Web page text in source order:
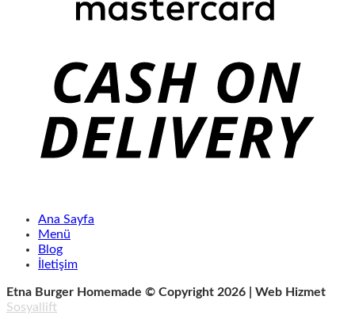
Ana Sayfa
Menü
Blog
İletişim
Etna Burger Homemade © Copyright 2026 | Web Hizmet
Sosyallift